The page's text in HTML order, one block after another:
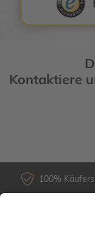
Kontaktiere
100%